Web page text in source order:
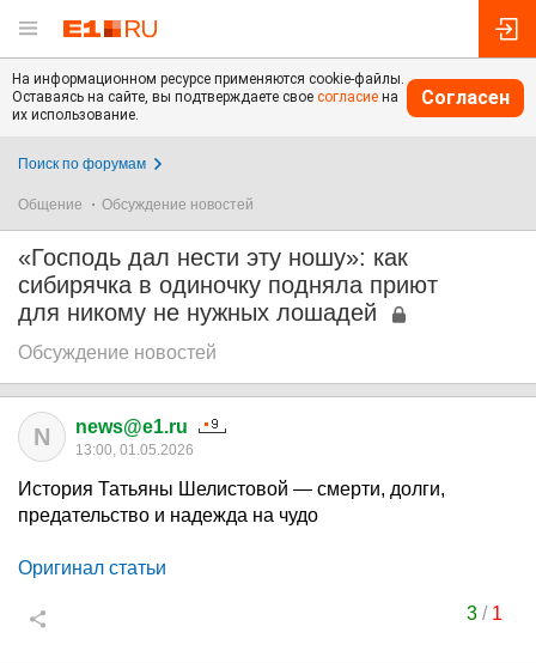
На информационном ресурсе применяются cookie-файлы.
Оставаясь на сайте, вы подтверждаете свое согласие на
их использование.
Согласен
Поиск по форумам
Общение Обсуждение новостей
«Господь дал нести эту ношу»: как
сибирячка в одиночку подняла приют
для никому не нужных лошадей
Обсуждение новостей
N news@e1.ru
13:00, 01.05.2026
История Татьяны Шелистовой — смерти, долги,
предательство и надежда на чудо
Оригинал статьи
3/ 1